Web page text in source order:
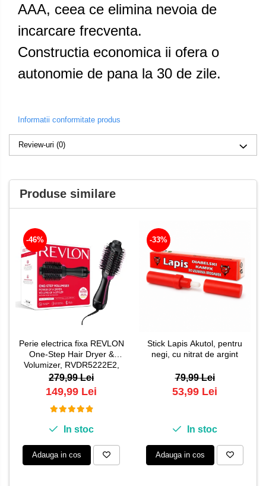
AAA, ceea ce elimina nevoia de
incarcare frecventa.
Constructia economica ii ofera o
autonomie de pana la 30 de zile.
Informatii conformitate produs
Review-uri (0)
Produse similare
-46%
Perie electrica fixa REVLON
One-Step Hair Dryer &
Volumizer, RVDR5222E2,
pentru par mediu si lung
279,99 Lei
149,99 Lei
In stoc
Adauga in cos
-33%
Stick Lapis Akutol, pentru
negi, cu nitrat de argint
79,99 Lei
53,99 Lei
In stoc
Adauga in cos